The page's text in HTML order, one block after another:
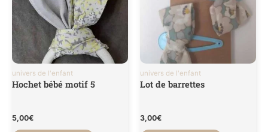
univers de l'enfant
Hochet bébé motif 5
5,00€
univers de l'enfant
Lot de barrettes
3,00€